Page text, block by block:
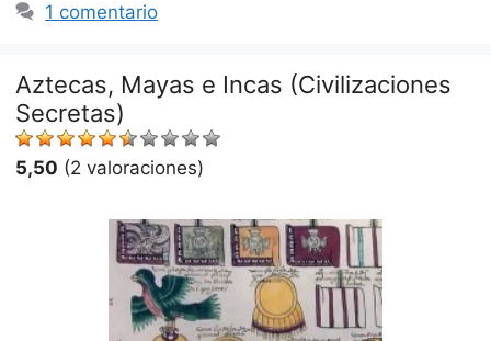
1 comentario
Aztecas, Mayas e Incas (Civilizaciones
Secretas)
5,50 (2 valoraciones)